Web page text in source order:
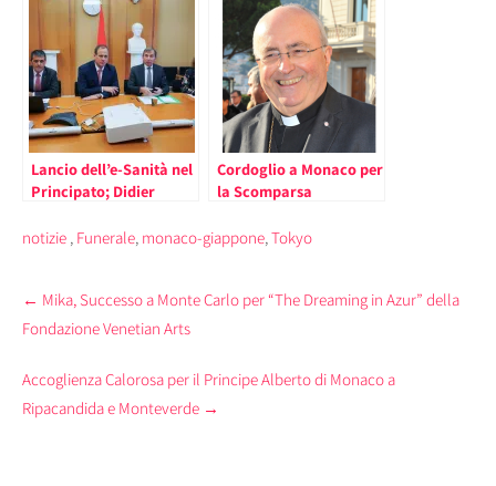
del Principato
Lancio dell’e-Sanità nel
Principato; Didier
Paziente al Centro della
Cordoglio a Monaco per
la Scomparsa
Emerito Bernard Barsi
notizie , Funerale, monaco-giappone,Tokyo
Post
navigation
← Mika, Successo a Monte Carlo per “The Dreaming in Azur” della
Fondazione Venetian Arts
Accoglienza Calorosa per il Principe Alberto di Monaco a
Ripacandida e Monteverde →